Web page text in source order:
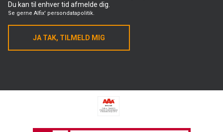
Du kan til enhver tid afmelde dig.
Se gerne Alfix' persondatapolitik.
JA TAK, TILMELD MIG